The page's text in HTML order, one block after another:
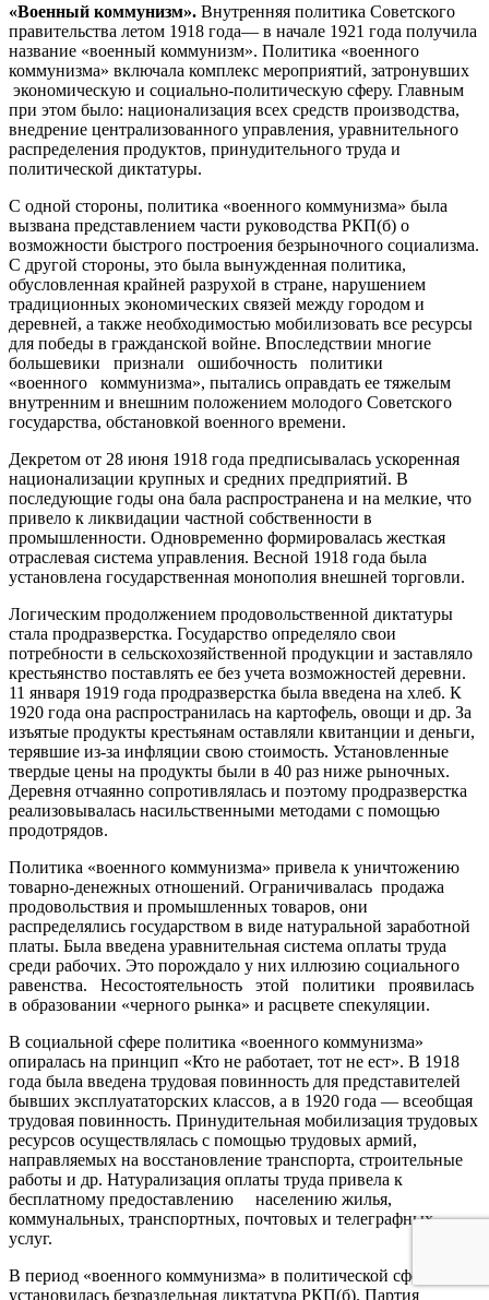
«Военный коммунизм». Внутренняя политика Советского
прави­тельства летом 1918 года— в начале 1921 года получила
название «воен­ный коммунизм». Политика «военного
коммунизма» включала комплекс мероприятий, затронувших
экономическую и социально-политическую сферу. Главным
при этом было: национализация всех средств производства,
внедрение централизованного управления, уравнительного
распределения продуктов, принудительного труда и
политической диктатуры.
С одной стороны, политика «военного коммунизма» была
вызва­на представлением части руководства РКП(б) о
возможности быстро­го построения безрыночного социализма.
С другой стороны, это была вынужденная политика,
обусловленная крайней разрухой в стране, нарушением
традиционных экономических связей между городом и
деревней, а также необходимостью мобилизовать все ресурсы
для победы в гражданской войне. Впоследствии многие
большевики признали ошибочность политики
«военного коммунизма», пытались оправдать ее тяжелым
внутренним и внешним положением молодого Советского
государства, обстановкой военного времени.
Декретом от 28 июня 1918 года предписывалась ускоренная
национализации крупных и средних предприятий. В
последующие годы она бала распространена и на мелкие, что
привело к ликвидации частной собственности в
промышленности. Одновременно формировалась жесткая
отраслевая система управления. Весной 1918 года была
установлена государственная монополия внешней торговли.
Логическим продолжением продовольственной диктатуры
стала продразверстка. Государство определяло свои
потребности в сельскохозяйственной продукции и заставляло
крестьянство поставлять ее без учета возможностей деревни.
11 января 1919 года продразверстка была введена на хлеб. К
1920 года она распространилась на картофель, овощи и др. За
изъятые продукты крестьянам оставляли квитанции и деньги,
терявшие из-за инфляции свою стоимость. Установленные
твердые цены на продукты были в 40 раз ниже рыночных.
Деревня отчаянно сопротивлялась и поэтому продразверстка
реализовывалась насильственными методами с помощью
продотрядов.
Политика «военного коммунизма» привела к уничтожению
товарно-денежных отношений. Ограничивалась продажа
продовольствия и промышленных товаров, они
распределялись государством в виде натуральной заработной
платы. Была введена уравнительная система оплаты труда
среди рабочих. Это порождало у них иллюзию социального
равенства. Несостоятельность этой политики проявилась
в образовании «черного рынка» и расцвете спекуляции.
В социальной сфере политика «военного коммунизма»
опиралась на принцип «Кто не работает, тот не ест». В 1918
года была введена трудовая повинность для представителей
бывших эксплуататорских классов, а в 1920 года — всеобщая
трудовая повинность. Принудительная мобилизация трудовых
ресурсов осуществлялась с помощью трудовых армий,
направляемых на восстановление транспорта, строительные
работы и др. Натурализация оплаты труда привела к
бесплатному предоставлению населению жилья,
коммунальных, транспортных, почтовых и телеграфных
услуг.
В период «военного коммунизма» в политической сфере
установилась безраздельная диктатура РКП(б). Партия